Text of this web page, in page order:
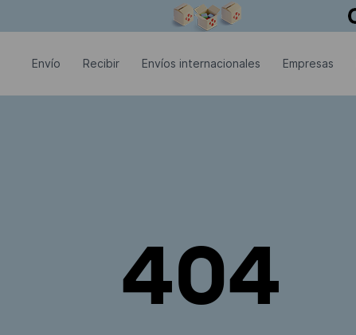
Envío Recibir Envíos internacionales Empresas
404
La ventana modal está abierta